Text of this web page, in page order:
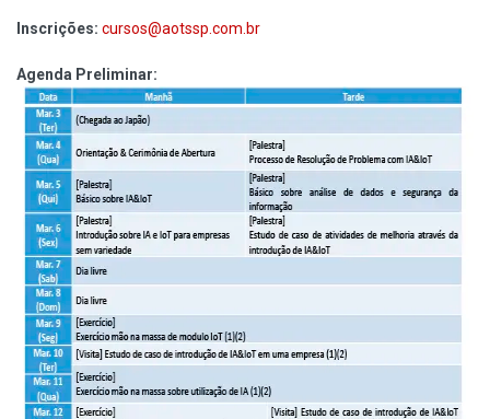
Inscrições: cursos@aotssp.com.br
Agenda Preliminar: